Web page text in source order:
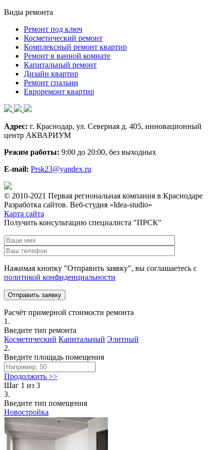
Виды ремонта
Ремонт под ключ
Косметический ремонт
Комплексный ремонт квартир
Ремонт в ванной комнате
Капитальный ремонт
Дизайн квартир
Ремонт спальни
Евроремонт квартир
Адрес: г. Краснодар, ул. Северная д. 405, инновационный
центр АКВАРИУМ
Режим работы: 9:00 до 20:00, без выходных
E-mail: Prsk23@yandex.ru
© 2010-2021 Первая региональная компания в Краснодаре
Разработка сайтов. Веб-студия «Idea-studio»
Карта сайта
Получить консультацию специалиста "ПРСК"
Нажимая кнопку "Отправить заявку", вы соглашаетесь с
политикой конфиденциальности
Расчёт примерной стоимости ремонта
1.
Введите тип ремонта
Косметический Капитальный Элитный
2.
Введите площадь помещения
Продолжить >>
Шаг 1 из 3
3.
Введите тип помещения
Новостройка